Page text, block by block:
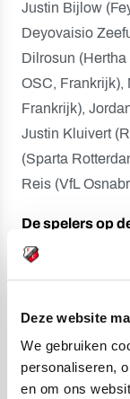
Deze website
We gebruiken
personaliseren,
en om ons
Justin Bijlow
Deyovaisio
Dilrosun
OSC, Frankrijk),
Frankrijk),
Justin Kluivert
(Sparta
Reis (VfL
De spelers op
Devyne Rensch
Zirkzee (Parma
JC Kerkrade),